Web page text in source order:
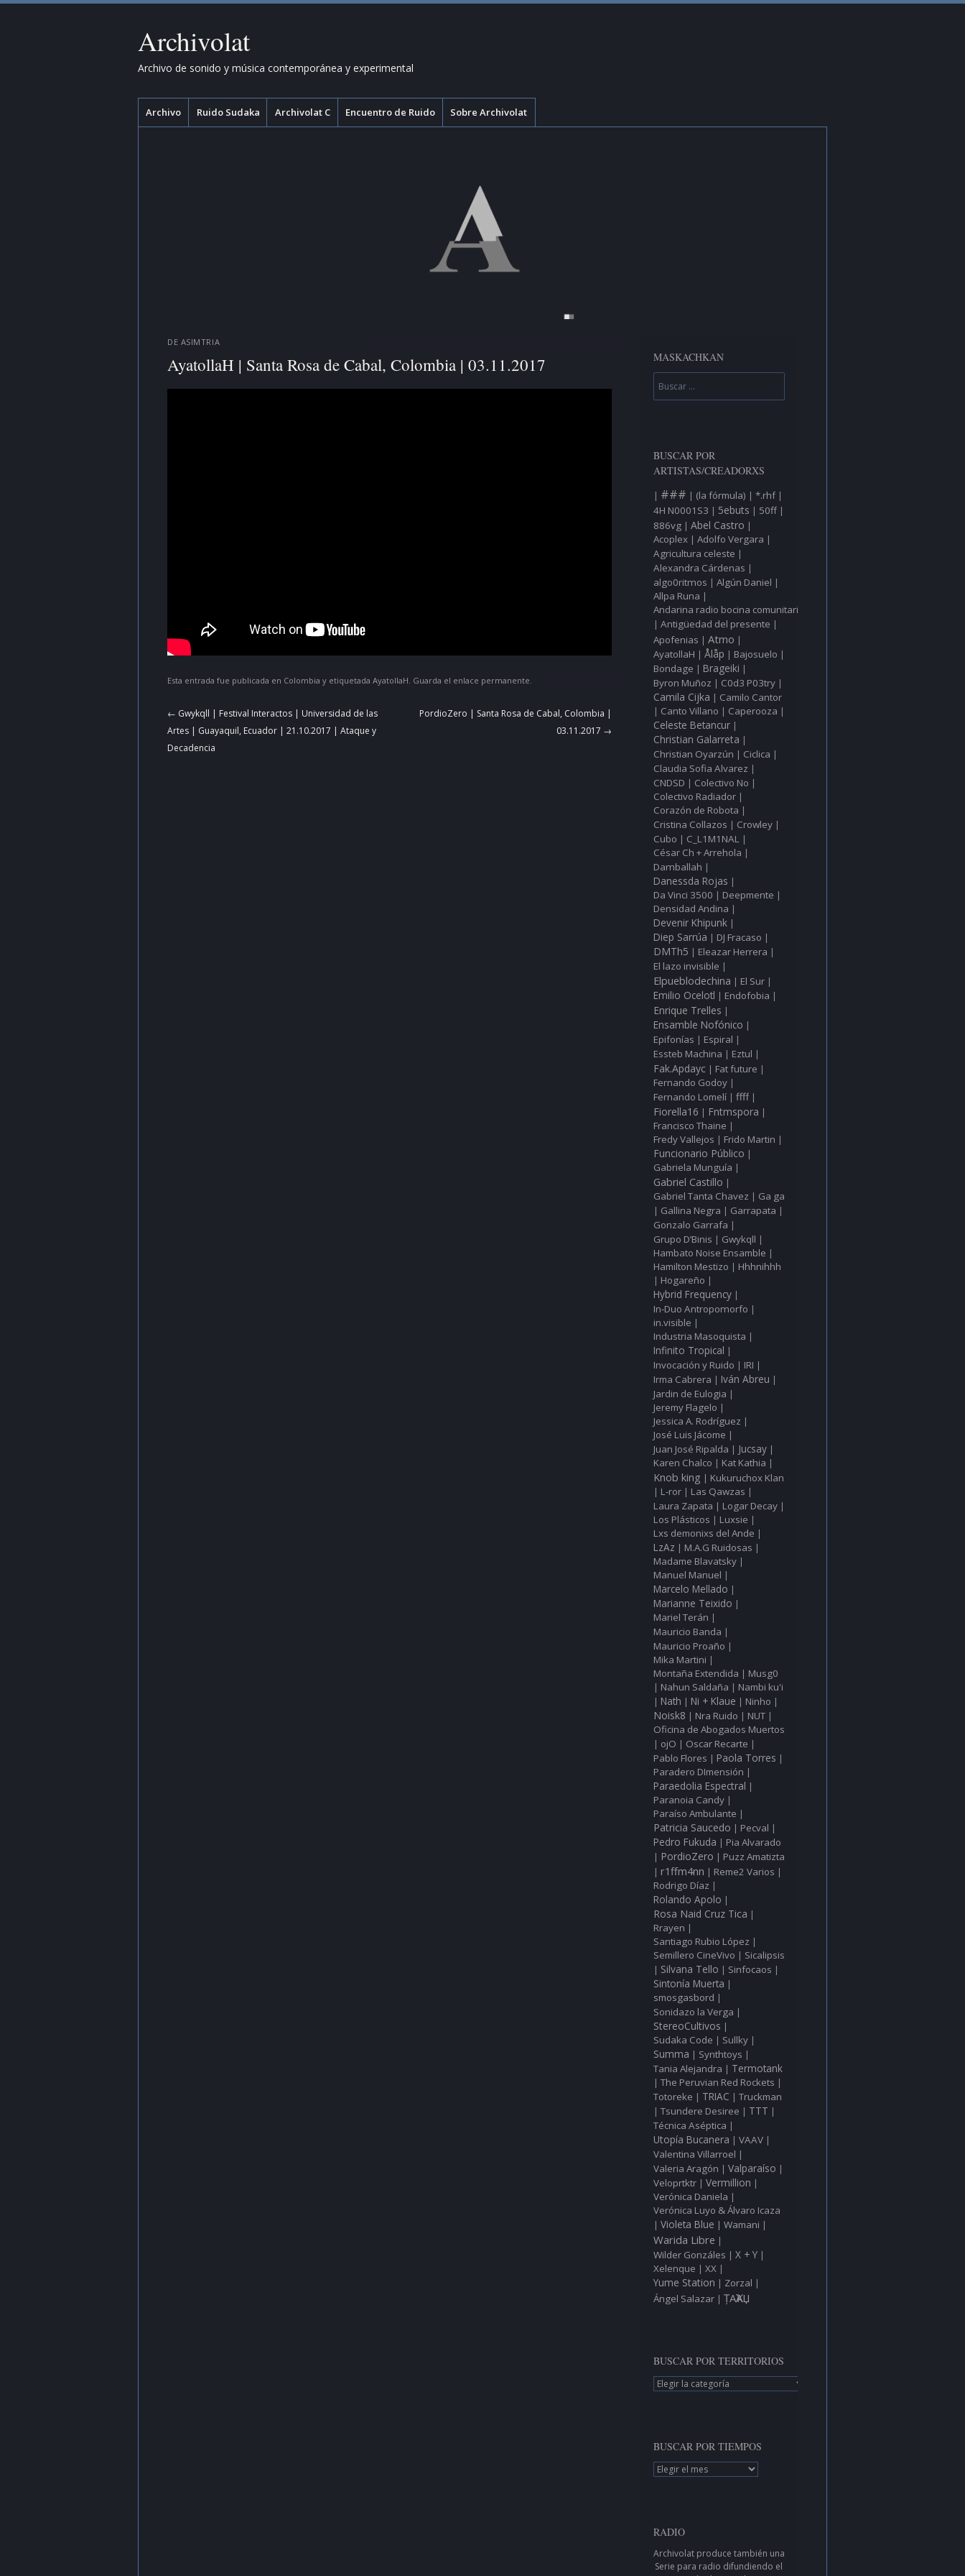
Archivolat
Archivo de sonido y música contemporánea y experimental
Menú
Saltar
alArchivo Ruido Sudaka Archivolat C Encuentro de Ruido Sobre Archivolat
DE ASIMTRIA
AyatollaH | Santa Rosa de Cabal, Colombia | 03.11.2017
Esta entrada fue publicada en Colombia y etiquetada AyatollaH. Guarda el enlace permanente.
Navegador
de
artículos
← Gwykqll | Festival Interactos | Universidad de las
Artes | Guayaquil, Ecuador | 21.10.2017 | Ataque y
Decadencia
PordioZero | Santa Rosa de Cabal, Colombia |
03.11.2017 →
MASKACHKAN
BUSCAR POR
ARTISTAS/CREADORXS
| ### | (la fórmula) | *.rhf|
4H N0001S3 | 5ebuts | 50ff|
886vg| Abel Castro |
Acoplex| Adolfo Vergara |
Agricultura celeste |
Alexandra Cárdenas |
algo0ritmos | Algún Daniel |
Allpa Runa |
Andarina radio bocina comunitaria
| Antigüedad del presente |
Apofenias | Atmo |
AyatollaH | Ålåp | Bajosuelo |
Bondage | Brageiki |
Byron Muñoz | C0d3 P03try|
Camila Cijka | Camilo Cantor
| Canto Villano | Caperooza |
Celeste Betancur|
Christian Galarreta |
Christian Oyarzún | Ciclica |
Claudia Sofia Alvarez |
CNDSD | Colectivo No |
Colectivo Radiador|
Corazón de Robota |
Cristina Collazos | Crowley|
Cubo | C_L1M1NAL|
César Ch + Arrehola |
Damballah |
Danessda Rojas |
Da Vinci 3500 | Deepmente |
Densidad Andina |
Devenir Khipunk|
Diep Sarrúa | DJ Fracaso |
DMTh5 | Eleazar Herrera |
El lazo invisible |
Elpueblodechina | El Sur|
Emilio Ocelotl | Endofobia |
Enrique Trelles |
Ensamble Nofónico |
Epifonías | Espiral |
Essteb Machina | Eztul |
Fak.Apdayc| Fat future |
Fernando Godoy|
Fernando Lomelí| ffff|
Fiorella16 | Fntmspora |
Francisco Thaine |
Fredy Vallejos | Frido Martin |
Funcionario Público |
Gabriela Munguía |
Gabriel Castillo |
Gabriel Tanta Chavez | Ga ga
| Gallina Negra | Garrapata |
Gonzalo Garrafa |
Grupo D’Binis | Gwykqll |
Hambato Noise Ensamble |
Hamilton Mestizo | Hhhnihhh
| Hogareño |
Hybrid Frequency|
In‑Duo Antropomorfo |
in.visible |
Industria Masoquista |
Infinito Tropical |
Invocación y Ruido | IRI |
Irma Cabrera | Iván Abreu |
Jardin de Eulogia |
Jeremy Flagelo |
Jessica A. Rodríguez |
José Luis Jácome |
Juan José Ripalda | Jucsay|
Karen Chalco | Kat Kathia |
Knob king | Kukuruchox Klan
| L‑ror| Las Qawzas |
Laura Zapata | Logar Decay|
Los Plásticos | Luxsie |
Lxs demonixs del Ande |
LzAz | M.A.G Ruidosas |
Madame Blavatsky|
Manuel Manuel |
Marcelo Mellado |
Marianne Teixido |
Mariel Terán |
Mauricio Banda |
Mauricio Proaño |
Mika Martini |
Montaña Extendida | Musg0
| Nahun Saldaña | Nambi ku'i
| Nath | Ni + Klaue | Ninho |
Noisk8 | Nra Ruido | NUT|
Oficina de Abogados Muertos
| ojO | Oscar Recarte |
Pablo Flores | Paola Torres |
Paradero DImensión |
Paraedolia Espectral |
Paranoia Candy|
Paraíso Ambulante |
Patricia Saucedo | Pecval |
Pedro Fukuda | Pia Alvarado
| PordioZero | Puzz Amatizta
| r1ffm4nn | Reme2 Varios |
Rodrigo Díaz |
Rolando Apolo |
Rosa Naid Cruz Tica |
Rrayen |
Santiago Rubio López |
Semillero CineVivo | Sicalipsis
| Silvana Tello | Sinfocaos |
Sintonía Muerta |
smosgasbord |
Sonidazo la Verga |
StereoCultivos |
Sudaka Code | Sullky|
Summa | Synthtoys |
Tania Alejandra | Termotank
| The Peruvian Red Rockets |
Totoreke | TRIAC | Truckman
| Tsundere Desiree | TTT |
Técnica Aséptica |
Utopía Bucanera | VAAV|
Valentina Villarroel |
Valeria Aragón | Valparaíso |
Veloprtktr| Vermillion |
Verónica Daniela |
Verónica Luyo & Álvaro Icaza
| Violeta Blue | Wamani |
Warida Libre |
Wilder Gonzáles | X + Y|
Xelenque | XX|
Yume Station | Zorzal |
Ángel Salazar| ȚAҠAЏ
BUSCAR POR TERRITORIOS
BUSCAR
POR
BUSCAR POR TIEMPOS
BUSCAR
POR
RADIO
Archivolat produce también una
Serie para radio difundiendo el